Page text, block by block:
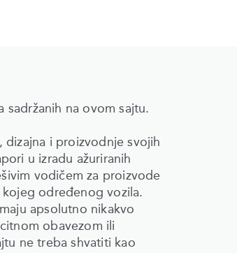
sadržanih na ovom sajtu.
dizajna i proizvodnje svojih
u izradu ažuriranih
vodičem za proizvode
određenog vozila.
apsolutno nikakvo
obavezom ili
ne treba shvatiti kao